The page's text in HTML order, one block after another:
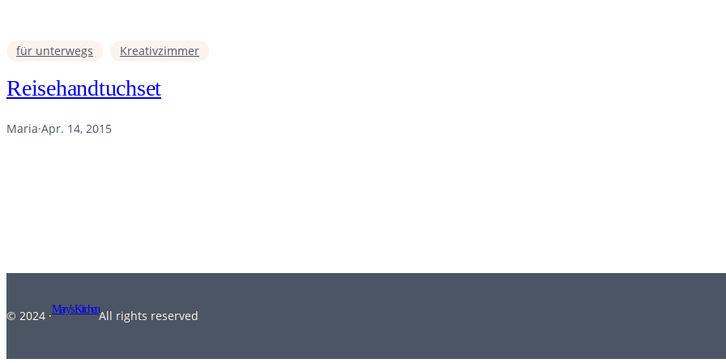
für unterwegs Kreativzimmer
Reisehandtuchset
Maria·Apr. 14, 2015
© 2024 ·Mary's KitchenAll rights reserved